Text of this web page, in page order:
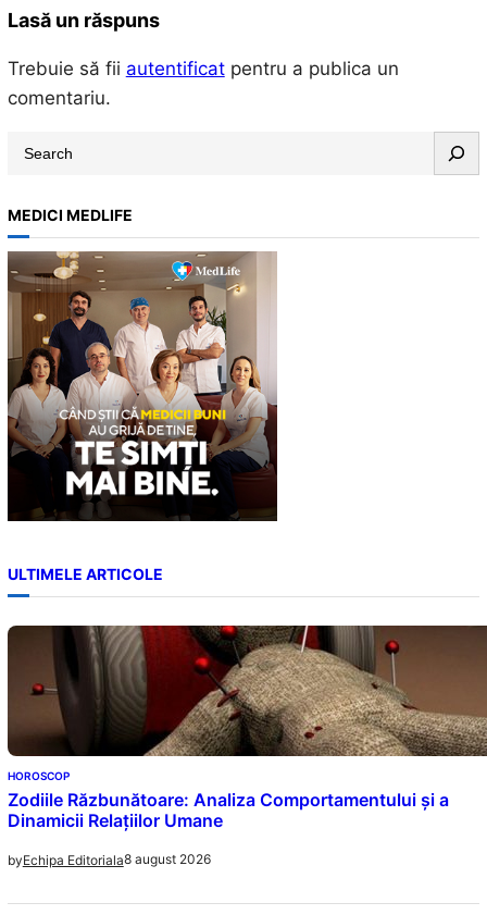
Lasă un răspuns
Trebuie să fii autentificatpentru a publica un
comentariu.
r
c
h
MEDICI MEDLIFE
ULTIMELE ARTICOLE
HOROSCOP
Zodiile Răzbunătoare: Analiza Comportamentului și a
Dinamicii Relațiilor Umane
byEchipa Editoriala8 august 2026